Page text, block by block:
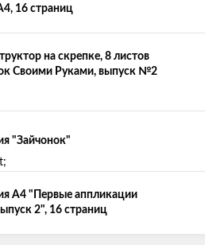
16 страниц
на скрепке, 8 листов
Своими Руками, выпуск №2
"Зайчонок"
А4 "Первые аппликации
2", 16 страниц